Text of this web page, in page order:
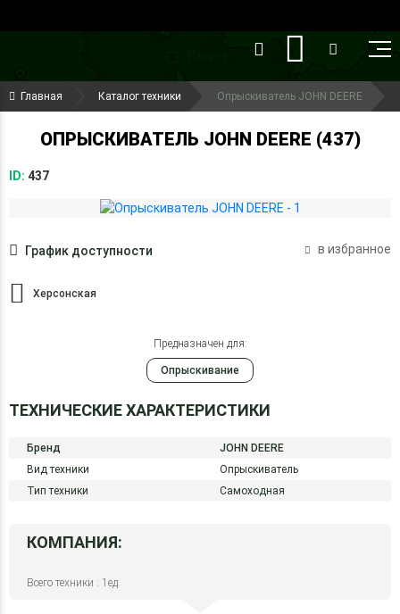
(099) 644-79-22
(050) 416-93-27
Главная Каталог техники Опрыскиватель JOHN DEERE
ОПРЫСКИВАТЕЛЬ JOHN DEERE (437)
ID: 437
График доступности в избранное
Херсонская
Предназначен для:
Опрыскивание
ТЕХНИЧЕСКИЕ ХАРАКТЕРИСТИКИ
Бренд
JOHN DEERE
Вид техники
Опрыскиватель
Тип техники
Самоходная
КОМПАНИЯ:
Всего техники : 1ед.